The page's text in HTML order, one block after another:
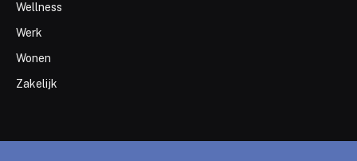
Wellness
Werk
Wonen
Zakelijk